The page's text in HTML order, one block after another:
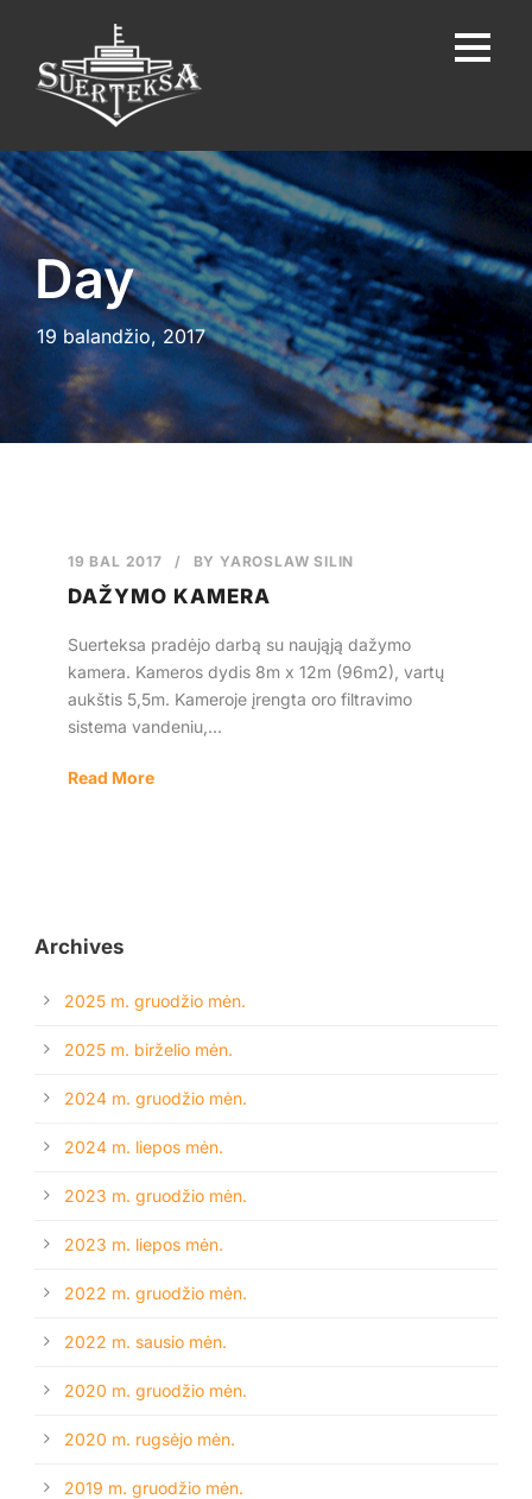
Lietuvos
Day
19 balandžio, 2017
19 BAL 2017 / BYYAROSLAW SILIN
DAŽYMO KAMERA
Suerteksa pradėjo darbą su naująją dažymo
kamera. Kameros dydis 8m x 12m (96m2), vartų
aukštis 5,5m. Kameroje įrengta oro filtravimo
sistema vandeniu,...
Read More
Archives
2025 m. gruodžio mėn.
2025 m. birželio mėn.
2024 m. gruodžio mėn.
2024 m. liepos mėn.
2023 m. gruodžio mėn.
2023 m. liepos mėn.
2022 m. gruodžio mėn.
2022 m. sausio mėn.
2020 m. gruodžio mėn.
2020 m. rugsėjo mėn.
2019 m. gruodžio mėn.